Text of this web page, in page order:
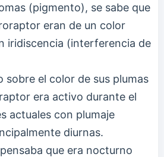
(pigmento), se sabe que
eran de un color
iridiscencia (interferencia de
sobre el color de sus plumas
era activo durante el
actuales con plumaje
diurnas.
que era nocturno